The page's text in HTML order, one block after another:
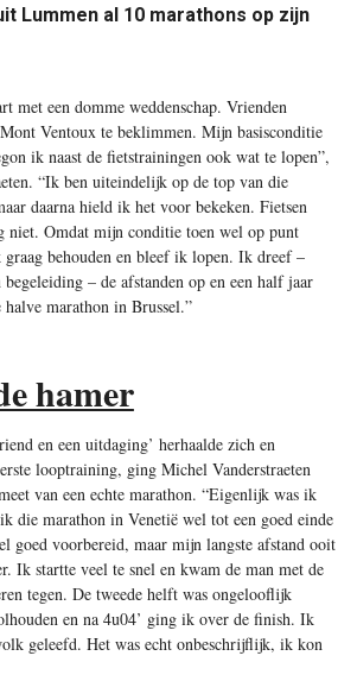
Lummen al 10 marathons op zijn
met een domme weddenschap. Vrienden
Ventoux te beklimmen. Mijn basisconditie
ik naast de fietstrainingen ook wat te lopen”,
“Ik ben uiteindelijk op de top van die
daarna hield ik het voor bekeken. Fietsen
niet. Omdat mijn conditie toen wel op punt
behouden en bleef ik lopen. Ik dreef –
– de afstanden op en een half jaar
marathon in Brussel.”
hamer
en een uitdaging’ herhaalde zich en
looptraining, ging Michel Vanderstraeten
van een echte marathon. “Eigenlijk was ik
die marathon in Venetië wel tot een goed einde
goed voorbereid, maar mijn langste afstand ooit
Ik startte veel te snel en kwam de man met de
tegen. De tweede helft was ongelooflijk
en na 4u04’ ging ik over de finish. Ik
geleefd. Het was echt onbeschrijflijk, ik kon